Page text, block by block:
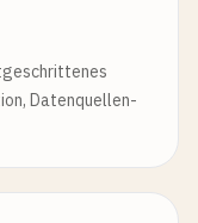
Datenquellen-